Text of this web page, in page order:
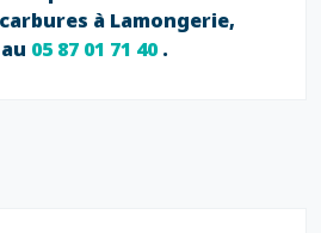
à Lamongerie,
05 87 01 71 40.